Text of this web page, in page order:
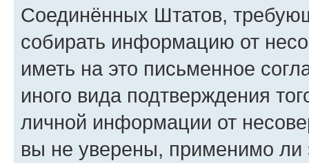
Соединённых Штатов,
собирать информацию от
иметь на это письменное
иного вида подтверждения
личной информации от
вы не уверены, применимо ли